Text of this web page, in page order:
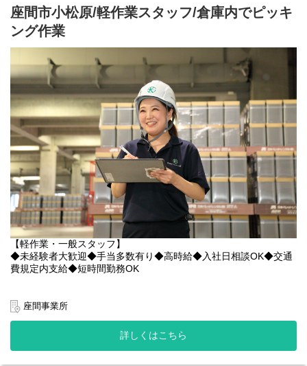
是非お気軽にご応募ください↓↓
HP：https://www.kantou.co.jp/
電話番号：0120-441-248
ーーーーーーーーーーーーーーーー
【関東サービスとは？】
〇特徴その1 アットホームな雰囲気！
関東サービスは暖かさのある女性の方が社長です！
社長の「人財を大切に、スタッフ全員で1つの大家族」という考え
が浸透しているため、優しいスタッフが多く、皆様楽しく伸び伸
びと働いています◎
ちょっとした悩みも、当社のスタッフ達は親身になってきいてく
れます！
「仕事がうまくいかない」「プライベートで嫌なことがあった」
などなど、なんでも気軽に相談してみると、誰もが優しく励まし
たり、アドバイスをくれますよ◎
HPでも雰囲気がわかります！覗いてみてください！
https://www.kantou.co.jp/company/
相談だけでも全く問題ありません◎お気軽にお問合せください！
たとえば勤務地。当社にはたくさんの勤務地がありますが、人間
関係を円滑にするために違う勤務地へ移動するのもOK！
お気軽に相談してください。
「夜勤で効率よく稼ぎたいけれど、プライベートの時間も大切に
したい」という方にぴったりの環境です。
機械を操作して、ラインで流れてくるモーターを箱詰め、梱包す
る、シンプルなルーチンワークです。
製品を箱に入れる
緩衝材（プチプチなど）を詰める
出荷用のラベルを貼る
難しい作業や力仕事はほとんどありません。未経験の方でも1週間
程度で慣れていただける内容です！
【深夜手当で賢く稼ぐ！】
基本時給が1,400円と高めなうえ、22時以降は深夜手当で時給
1,750円にアップ！
効率よく収入を得られるのが夜勤の最大の魅力です。
【残業は月10時間程度と少なめ】
「毎日残業でクタクタ…」なんてことはありません。
定時退社ができる日も多く、プライベートの予定や睡眠時間もし
っかり確保できます。
完全週休二日制なので、週末はリフレッシュ！
大手メーカー内での業務、かつ制服も支給されるので、安定して
長く働きたい方に最適です。
座間市小松原/軽作業スタッフ/倉庫内でピッキ
ング作業
【軽作業・一般スタッフ】
◆未経験者大歓迎◆手当多数有り◆高時給◆入社日相談OK◆交通
費規定内支給◆短時間勤務OK
高時給￥1,250～ あなたの頑張りしっかり評価します！
給与例：￥1,250×8ｈ＝￥10,000日 ￥10,000×21日＝￥210,000/
〇業務内容
座間事業所
詳しくはこちら